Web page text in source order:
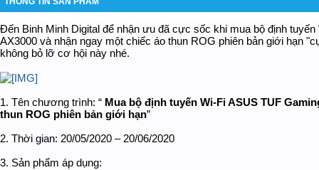
Đến Binh Minh Digital để nhận ưu đã cực sốc khi mua bộ định tuyến
AX3000 và nhận ngay một chiếc áo thun ROG phiên bản giới hạn
không bỏ lỡ cơ hội này nhé.
1. Tên chương trình: “ Mua bộ định tuyến Wi-Fi ASUS TUF
thun ROG phiên bản giới hạn”
2. Thời gian: 20/05/2020 – 20/06/2020
3. Sản phẩm áp dụng: